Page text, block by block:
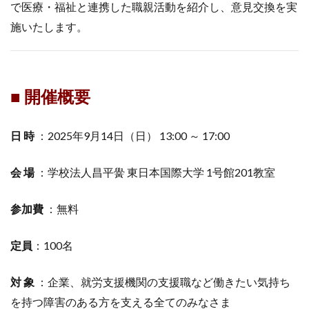
で医療・福祉と連携した職親活動を紹介し、意見交換を実
施いたします。
■ 開催概要
日 時：2025年9月14日（日） 13:00 ～ 17:00
会 場：学校法人昌平黌 東日本国際大学 1号館201教室
参加費 ：無料
定員 ：100名
対 象 ：企業、就労支援機関の支援職など働きたい気持ち
を持つ障害のある方を支える全てのみなさま